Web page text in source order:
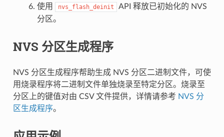
使用
nvs_flash_deinit
API 释放已初始化的 NVS
分区。
NVS 分区生成程序
NVS 分区生成程序帮助生成 NVS 分区二进制文件，可使
用烧录程序将二进制文件单独烧录至特定分区。烧录至
分区上的键值对由 CSV 文件提供，详情请参考 NVS 分
区生成程序。